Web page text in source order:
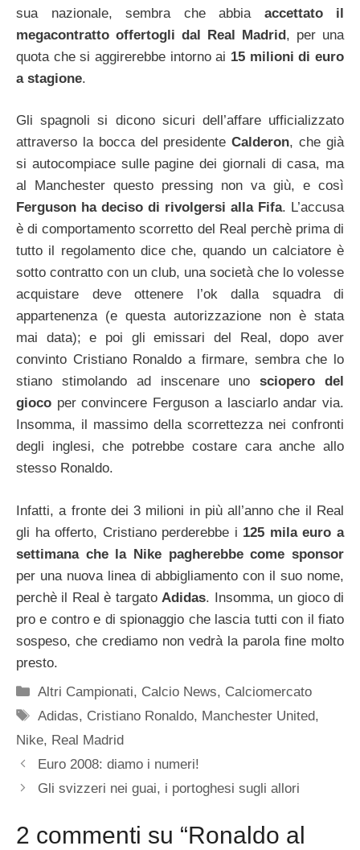
sua nazionale, sembra che abbia accettato il
megacontratto offertogli dal Real Madrid, per una
quota che si aggirerebbe intorno ai 15 milioni di euro
a stagione.
Gli spagnoli si dicono sicuri dell’affare ufficializzato
attraverso la bocca del presidenteCalderon, che già
si autocompiace sulle pagine dei giornali di casa, ma
al Manchester questo pressing non va giù, e così
Ferguson ha deciso di rivolgersi alla Fifa. L’accusa
è di comportamento scorretto del Real perchè prima di
tutto il regolamento dice che, quando un calciatore è
sotto contratto con un club, una società che lo volesse
acquistare deve ottenere l’ok dalla squadra di
appartenenza (e questa autorizzazione non è stata
mai data); e poi gli emissari del Real, dopo aver
convinto Cristiano Ronaldo a firmare, sembra che lo
stiano stimolando ad inscenare unosciopero del
gioco per convincere Ferguson a lasciarlo andar via.
Insomma, il massimo della scorrettezza nei confronti
degli inglesi, che potrebbe costare cara anche allo
stesso Ronaldo.
Infatti, a fronte dei 3 milioni in più all’anno che il Real
gli ha offerto, Cristiano perderebbe i 125 mila euro a
settimana che la Nike pagherebbe come sponsor
per una nuova linea di abbigliamento con il suo nome,
perchè il Real è targato Adidas. Insomma, un gioco di
pro e contro e di spionaggio che lascia tutti con il fiato
sospeso, che crediamo non vedrà la parola fine molto
presto.
Categorie
Altri Campionati, Calcio News, Calciomercato
Tag
Adidas, Cristiano Ronaldo, Manchester United,
Nike, Real Madrid
Euro 2008: diamo i numeri!
Gli svizzeri nei guai, i portoghesi sugli allori
2 commenti su “Ronaldo al